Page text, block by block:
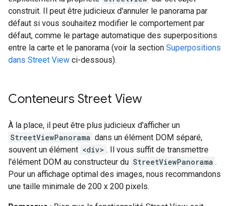
construit. Il peut être judicieux d'annuler le panorama par
défaut si vous souhaitez modifier le comportement par
défaut, comme le partage automatique des superpositions
entre la carte et le panorama (voir la section Superpositions
dans Street View ci-dessous).
Conteneurs Street View
À la place, il peut être plus judicieux d'afficher un
StreetViewPanorama dans un élément DOM séparé,
souvent un élément <div> . Il vous suffit de transmettre
l'élément DOM au constructeur du StreetViewPanorama .
Pour un affichage optimal des images, nous recommandons
une taille minimale de 200 x 200 pixels.